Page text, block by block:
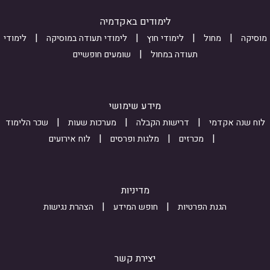
4 j
9
b
i
לימודים באקדמיה
מוסיקה מחול לימודי חוץ לימודי תעודה במוסיקה
לימודי
תעודה במחול
שומעים חופשיים
מידע שימושי
לוח שנה אקדמי דרישות הקבלה מערכות שעות
שכר הלימוד
מכרזים
מלגות ופרסים לוח אירועים
מדיניות
הגנת הפרטיות חופש המידע הצהרת נגישות
יצירת קשר